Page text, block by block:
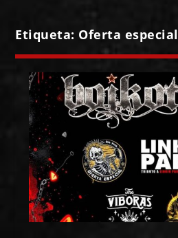
Etiqueta: Oferta especial